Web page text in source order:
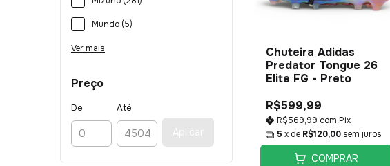
Mundo (5)
Ver mais
Preço
De Até
Aplicar
Chuteira Adidas
Predator Tongue 26
Elite FG - Preto
R$599,99
R$569,99 com Pix
5 x de R$120,00 sem juros
COMPRAR